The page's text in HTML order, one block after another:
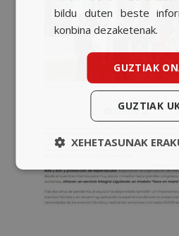
bildu duten beste
konbina dezaketenak.
GUZTIAK
GUZTIAK
XEHETASUNAK